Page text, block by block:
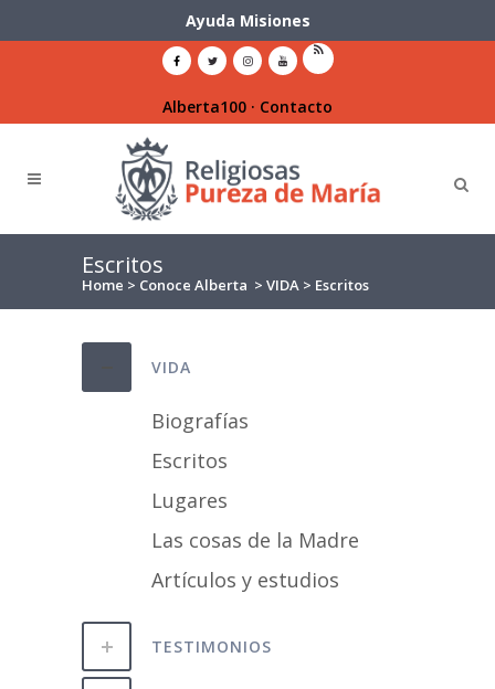
Ayuda Misiones
Alberta100 · Contacto
Escritos
Home > Conoce Alberta > VIDA > Escritos
VIDA
Biografías
Escritos
Lugares
Las cosas de la Madre
Artículos y estudios
TESTIMONIOS